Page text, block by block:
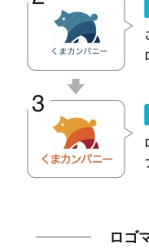
ロゴ